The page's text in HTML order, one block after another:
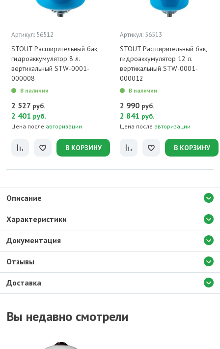
Артикул: 56512
STOUT Расширительный бак,
гидроаккумулятор 8 л.
вертикальный STW-0001-
000008
В наличии
2 527 руб.
2 401 руб.
Цена после авторизации
В КОРЗИНУ
Артикул: 56513
STOUT Расширительный бак,
гидроаккумулятор 12 л.
вертикальный STW-0001-
000012
В наличии
2 990 руб.
2 841 руб.
Цена после авторизации
В КОРЗИНУ
Доставка
Описание
Характеристики
Документация
Отзывы
Вы недавно смотрели